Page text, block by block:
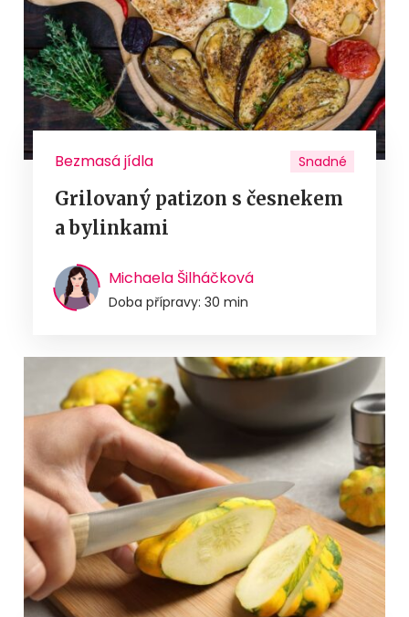
Bezmasá jídla Snadné
Grilovaný patizon s česnekem
a bylinkami
Michaela Šilháčková
Doba přípravy: 30 min